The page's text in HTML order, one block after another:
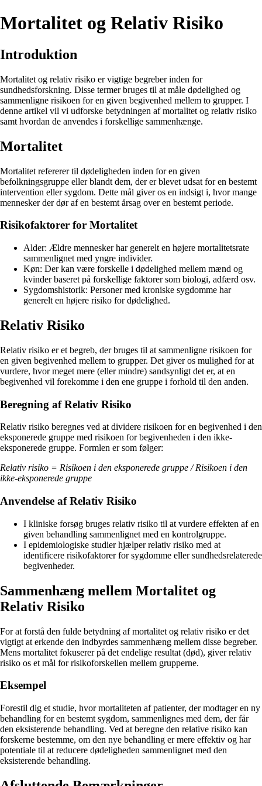
Mortalitet og Relativ Risiko
Introduktion
Mortalitet og relativ risiko er vigtige begreber inden for
sundhedsforskning. Disse termer bruges til at måle dødelighed og
sammenligne risikoen for en given begivenhed mellem to grupper. I
denne artikel vil vi udforske betydningen af mortalitet og relativ risiko
samt hvordan de anvendes i forskellige sammenhænge.
Mortalitet
Mortalitet refererer til dødeligheden inden for en given
befolkningsgruppe eller blandt dem, der er blevet udsat for en bestemt
intervention eller sygdom. Dette mål giver os en indsigt i, hvor mange
mennesker der dør af en bestemt årsag over en bestemt periode.
Risikofaktorer for Mortalitet
Alder: Ældre mennesker har generelt en højere mortalitetsrate
sammenlignet med yngre individer.
Køn: Der kan være forskelle i dødelighed mellem mænd og
kvinder baseret på forskellige faktorer som biologi, adfærd osv.
Sygdomshistorik: Personer med kroniske sygdomme har
generelt en højere risiko for dødelighed.
Relativ Risiko
Relativ risiko er et begreb, der bruges til at sammenligne risikoen for
en given begivenhed mellem to grupper. Det giver os mulighed for at
vurdere, hvor meget mere (eller mindre) sandsynligt det er, at en
begivenhed vil forekomme i den ene gruppe i forhold til den anden.
Beregning af Relativ Risiko
Relativ risiko beregnes ved at dividere risikoen for en begivenhed i den
eksponerede gruppe med risikoen for begivenheden i den ikke-
eksponerede gruppe. Formlen er som følger:
Relativ risiko = Risikoen i den eksponerede gruppe / Risikoen i den
ikke-eksponerede gruppe
Anvendelse af Relativ Risiko
I kliniske forsøg bruges relativ risiko til at vurdere effekten af en
given behandling sammenlignet med en kontrolgruppe.
I epidemiologiske studier hjælper relativ risiko med at
identificere risikofaktorer for sygdomme eller sundhedsrelaterede
begivenheder.
Sammenhæng mellem Mortalitet og
Relativ Risiko
For at forstå den fulde betydning af mortalitet og relativ risiko er det
vigtigt at erkende den indbyrdes sammenhæng mellem disse begreber.
Mens mortalitet fokuserer på det endelige resultat (død), giver relativ
risiko os et mål for risikoforskellen mellem grupperne.
Eksempel
Forestil dig et studie, hvor mortaliteten af patienter, der modtager en ny
behandling for en bestemt sygdom, sammenlignes med dem, der får
den eksisterende behandling. Ved at beregne den relative risiko kan
forskerne bestemme, om den nye behandling er mere effektiv og har
potentiale til at reducere dødeligheden sammenlignet med den
eksisterende behandling.